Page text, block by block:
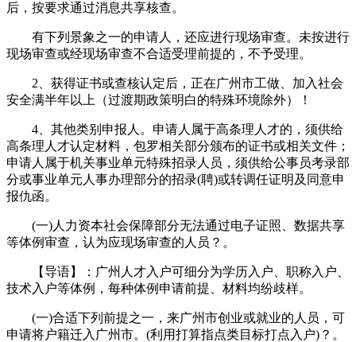
后，按要求通过消息共享核查。
有下列景象之一的申请人，还应进行现场审查。未按进行
现场审查或经现场审查不合适受理前提的，不予受理。
2、获得证书或查核认定后，正在广州市工做、加入社会
安全满半年以上（过渡期政策明白的特殊环境除外）！
4、其他类别申报人。申请人属于高条理人才的，须供给
高条理人才认定材料，包罗相关部分颁布的证书或相关文件；
申请人属于机关事业单元特殊招录人员，须供给公事员考录部
分或事业单元人事办理部分的招录(聘)或转调任证明及同意申
报仇函。
(一)人力资本社会保障部分无法通过电子证照、数据共享
等体例审查，认为应现场审查的人员？。
【导语】：广州人才入户可细分为学历入户、职称入户、
技术入户等体例，每种体例申请前提、材料均纷歧样。
(一)合适下列前提之一，来广州市创业或就业的人员，可
申请将户籍迁入广州市。(利用打算指点类目标打点入户)？。